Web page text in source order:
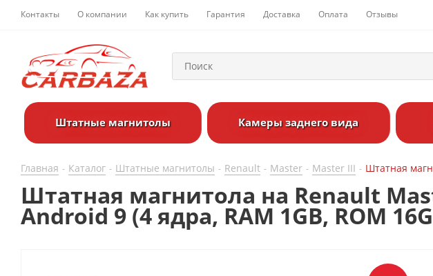
Контакты О компании Как купить Гарантия Доставка Оплата Отзывы
Штатные магнитолы Камеры заднего вида
Главная - Каталог - Штатные магнитолы - Renault - Master - Master III - Штатная
Штатная магнитола на Renault
Android 9 (4 ядра, RAM 1GB, ROM